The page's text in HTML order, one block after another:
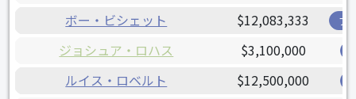
ボー・ビシェット $12,083,333 ブ
ジョシュア・ロハス $3,100,000
ルイス・ロベルト $12,500,000